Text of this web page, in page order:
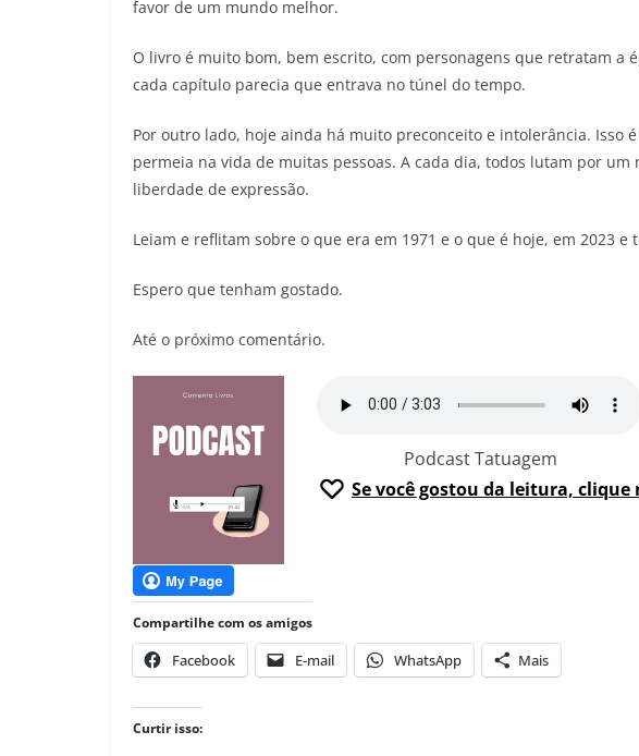
favor de um mundo melhor.
O livro é muito bom, bem escrito, com personagens que retratam a
cada capítulo parecia que entrava no túnel do tempo.
Por outro lado, hoje ainda há muito preconceito e intolerância. Isso
permeia na vida de muitas pessoas. A cada dia, todos lutam por
liberdade de expressão.
Leiam e reflitam sobre o que era em 1971 e o que é hoje, em 2023
Espero que tenham gostado.
Até o próximo comentário.
Podcast Tatuagem
Se você gostou da leitura, clique
Compartilhe com os amigos
Facebook E-mail WhatsApp Mais
Curtir isso: